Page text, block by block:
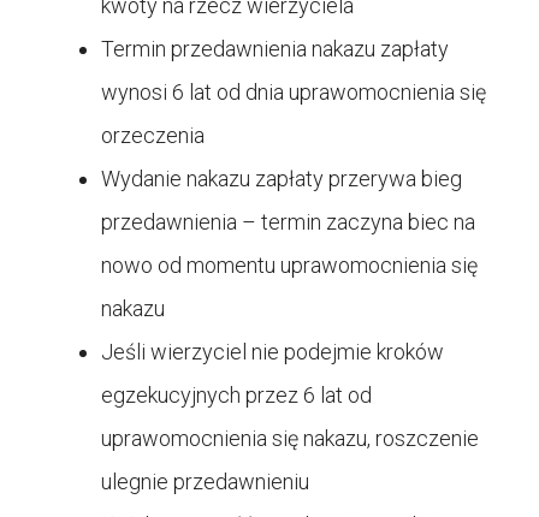
Termin przedawnienia nakazu zapłaty
wynosi 6 lat od dnia uprawomocnienia się
orzeczenia
Wydanie nakazu zapłaty przerywa bieg
przedawnienia – termin zaczyna biec na
nowo od momentu uprawomocnienia się
nakazu
Jeśli wierzyciel nie podejmie kroków
egzekucyjnych przez 6 lat od
uprawomocnienia się nakazu, roszczenie
ulegnie przedawnieniu